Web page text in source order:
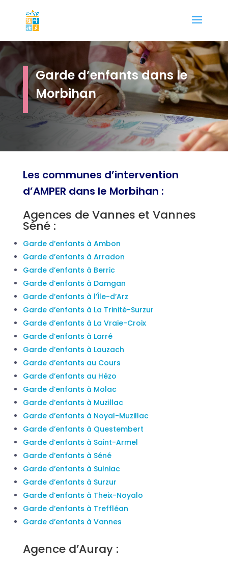
Garde d’enfants dans le
Morbihan
Les communes d’intervention
d’AMPER dans le Morbihan :
Agences de Vannes et Vannes
Séné :
Garde d’enfants à Ambon
Garde d’enfants à Arradon
Garde d’enfants à Berric
Garde d’enfants à Damgan
Garde d’enfants à l’Île-d’Arz
Garde d’enfants à La Trinité-Surzur
Garde d’enfants à La Vraie-Croix
Garde d’enfants à Larré
Garde d’enfants à Lauzach
Garde d’enfants au Cours
Garde d’enfants au Hézo
Garde d’enfants à Molac
Garde d’enfants à Muzillac
Garde d’enfants à Noyal-Muzillac
Garde d’enfants à Questembert
Garde d’enfants à Saint-Armel
Garde d’enfants à Séné
Garde d’enfants à Sulniac
Garde d’enfants à Surzur
Garde d’enfants à Theix-Noyalo
Garde d’enfants à Treffléan
Garde d’enfants à Vannes
Agence d’Auray :